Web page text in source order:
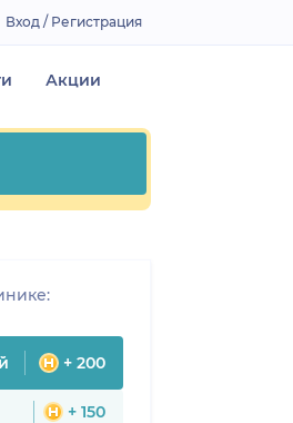
Вход / Регистрация
Акции
+ 200
+ 150